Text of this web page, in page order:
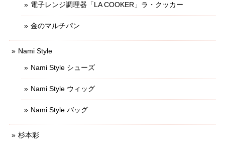
電子レンジ調理器「LA COOKER」ラ・クッカー
金のマルチパン
Nami Style
Nami Style シューズ
Nami Style ウィッグ
Nami Style バッグ
杉本彩